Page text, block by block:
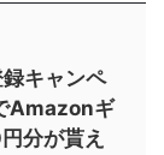
キャンペ
Amazonギ
分が貰え